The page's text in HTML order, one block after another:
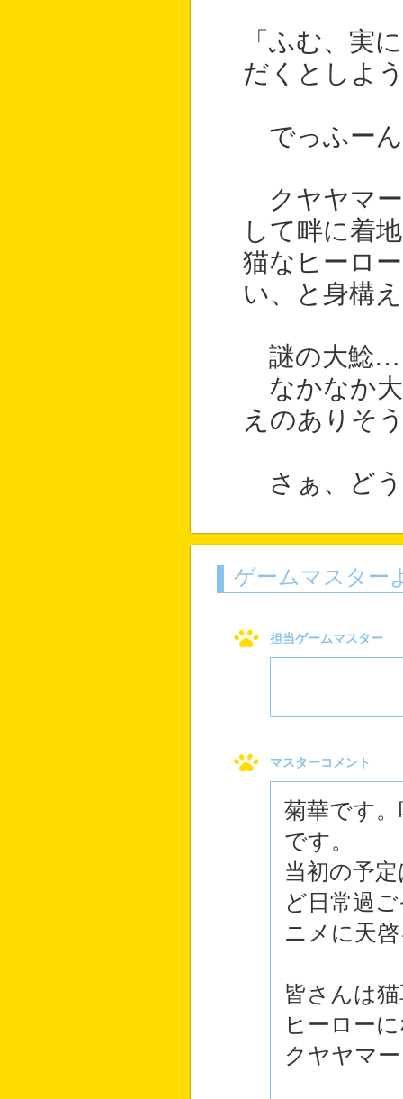
「ふむ、実
だくとしよ
でっふー
クヤヤマー
して畔に着
猫なヒーロ
い、と身構
謎の大鯰
なかなか大
えのありそ
さぁ、ど
ゲームマスター
担当ゲームマスター
マスターコメント
菊華です
です。
当初の予
ど日常過
ニメに天
皆さんは
ヒーロー
クヤヤマ